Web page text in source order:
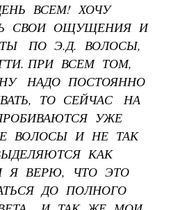
ВСЕМ! ХОЧУ
СВОИ ОЩУЩЕНИЯ И
ПО Э.Д. ВОЛОСЫ,
ПРИ ВСЕМ ТОМ,
НАДО ПОСТОЯННО
ТО СЕЙЧАС НА
УЖЕ
ВОЛОСЫ И НЕ ТАК
КАК
Я ВЕРЮ, ЧТО ЭТО
ДО ПОЛНОГО